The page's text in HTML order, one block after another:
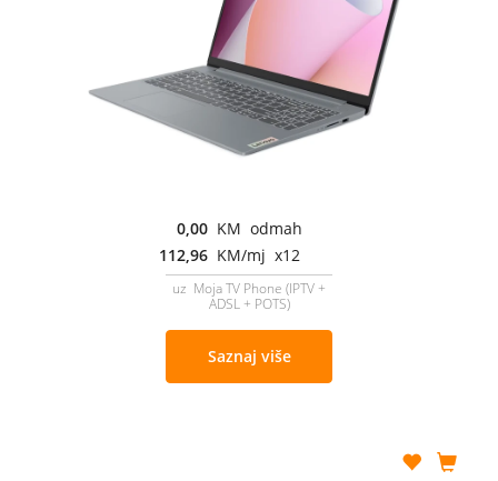
0,00 KM odmah
112,96 KM/mj x12
uz Moja TV Phone (IPTV +
ADSL + POTS)
Saznaj više